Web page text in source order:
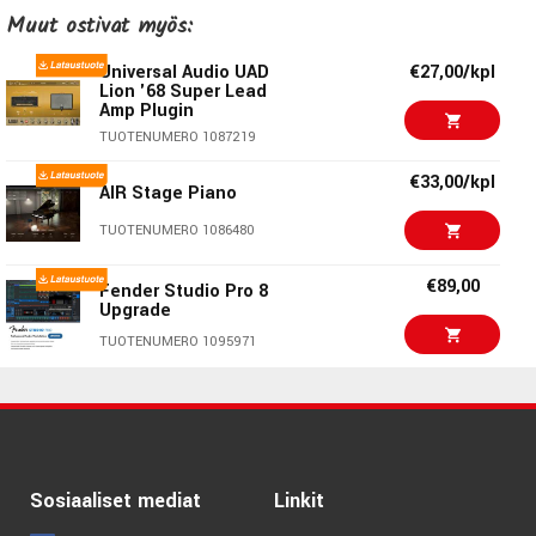
Toontrack EZX Hard
Rock
TUOTENUMERO 1056848
Toontrack The Classic
EZX
TUOTENUMERO 1030414
€54,00/kpl
Toontrack EZX Vintage
TUOTENUMERO 1009324
€54,00/kpl
Toontrack EZX Rock! €54,00/kpl
Muut ostivat myös:
Universal Audio UAD
Lion '68 Super Lead
Amp Plugin
TUOTENUMERO 1087219
€27,00/kpl
AIR Stage Piano
TUOTENUMERO 1086480
€33,00/kpl
Fender Studio Pro 8
Upgrade
TUOTENUMERO 1095971
€89,00
ARTURIA Pure LoFi €86,00/kpl
Sosiaaliset mediat Linkit